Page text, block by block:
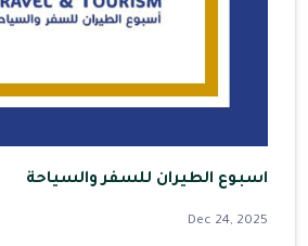
اسبوع الطيران للسفر والسياحة
Dec 24, 2025